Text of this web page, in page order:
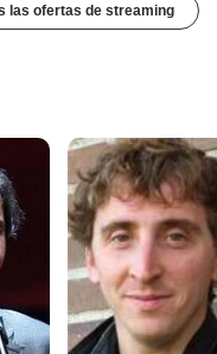
las ofertas de streaming